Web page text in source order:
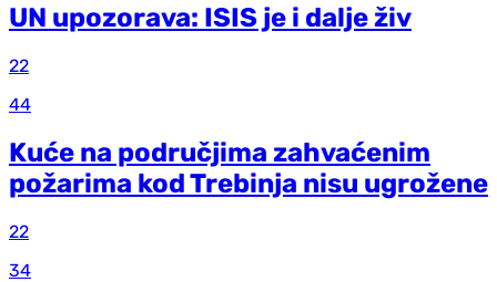
UN upozorava: ISIS je i dalje živ
22
44
Kuće na područjima zahvaćenim
požarima kod Trebinja nisu ugrožene
22
34